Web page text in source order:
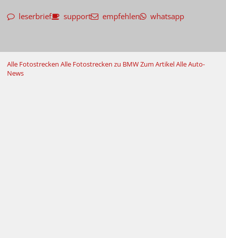
leserbrief support empfehlen whatsapp
Alle Fotostrecken Alle Fotostrecken zu BMWZum ArtikelAlle Auto-
News